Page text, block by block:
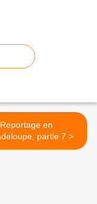
Reportage en
Gwuadeloupe, partie 7 >